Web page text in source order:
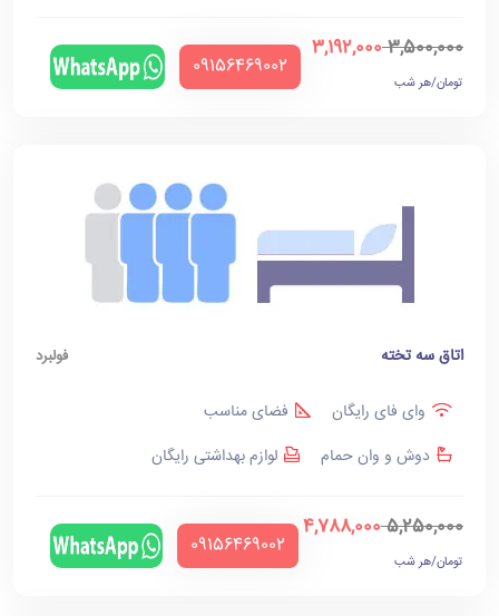
3,500,000
3,192,000
تومان/هر شب
‪09156469002‬
اتاق سه تخته فولبرد
وای فای رایگان
فضای مناسب
دوش و وان حمام
لوازم بهداشتی رایگان
5,250,000
4,788,000
تومان/هر شب
‪09156469002‬